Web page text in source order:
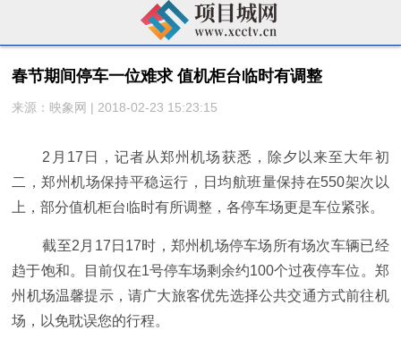
春节期间停车一位难求 值机柜台临时有调整
来源：映象网 | 2018-02-23 15:23:15
2月17日，记者从郑州机场获悉，除夕以来至大年初
二，郑州机场保持平稳运行，日均航班量保持在550架次以
上，部分值机柜台临时有所调整，各停车场更是车位紧张。
截至2月17日17时，郑州机场停车场所有场次车辆已经
趋于饱和。目前仅在1号停车场剩余约100个过夜停车位。郑
州机场温馨提示，请广大旅客优先选择公共交通方式前往机
场，以免耽误您的行程。